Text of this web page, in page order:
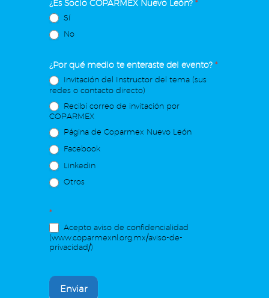
¿Es Socio COPARMEX Nuevo León? *
Sí
No
¿Por qué medio te enteraste del evento? *
Invitación del Instructor del tema (sus
redes o contacto directo)
Recibí correo de invitación por
COPARMEX
Página de Coparmex Nuevo León
Facebook
Linkedin
Otros
*
Acepto aviso de confidencialidad
(www.coparmexnl.org.mx/aviso-de-
privacidad/)
Enviar